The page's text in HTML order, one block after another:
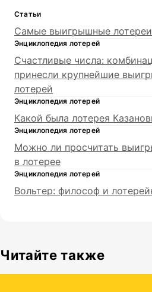
Статьи
Самые выигрышные
Энциклопедия лотерей
Счастливые числа:
принесли крупнейшие
лотерей
Энциклопедия лотерей
Какой была лотерея
Энциклопедия лотерей
Можно ли просчитать
в лотерее
Энциклопедия лотерей
Вольтер: философ и
Читайте также